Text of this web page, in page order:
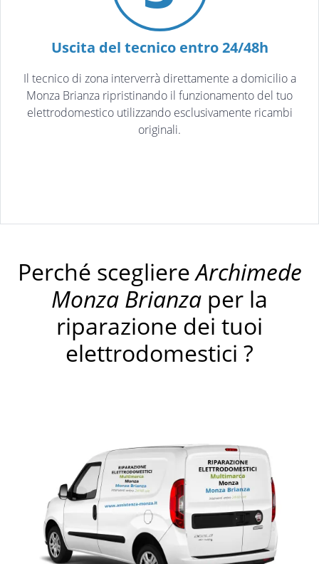
Uscita del tecnico entro 24/48h
Il tecnico di zona interverrà direttamente a domicilio a
Monza Brianza ripristinando il funzionamento del tuo
elettrodomestico utilizzando esclusivamente ricambi
originali.
Perché scegliereArchimede
Monza Brianza per la
riparazione dei tuoi
elettrodomestici ?